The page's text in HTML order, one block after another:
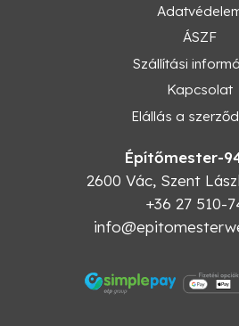
ÁSZF
Szállítási
Kapcsolat
Elállás a
Építőmester-
2600 Vác, Szent
+36 27 510-